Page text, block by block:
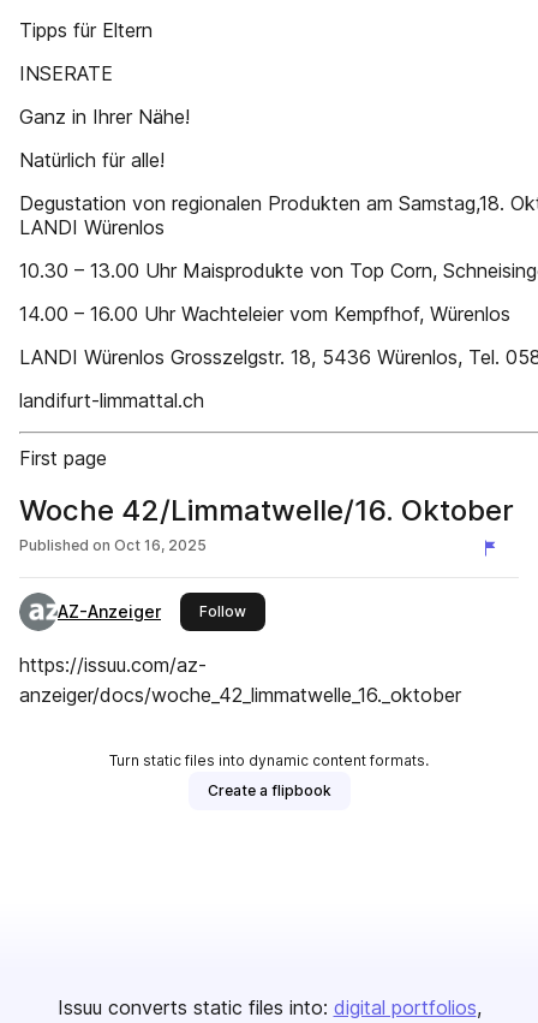
Tipps für Eltern
INSERATE
Ganz in Ihrer Nähe!
Natürlich für alle!
Degustation von regionalen Produkten am Samstag,18.
LANDI Würenlos
10.30 – 13.00 Uhr Maisprodukte von Top Corn,
14.00 – 16.00 Uhr Wachteleier vom Kempfhof, Würenlos
LANDI Würenlos Grosszelgstr. 18, 5436 Würenlos, Tel.
landifurt-limmattal.ch
First page
Woche 42/Limmatwelle/16. Oktober
Published on Oct 16, 2025
AZ-Anzeiger Followthis publisher
https://issuu.com/az-
anzeiger/docs/woche_42_limmatwelle_16._oktober
Turn static files into dynamic content formats.
Create a flipbook
Issuu converts static files into: digital portfolios